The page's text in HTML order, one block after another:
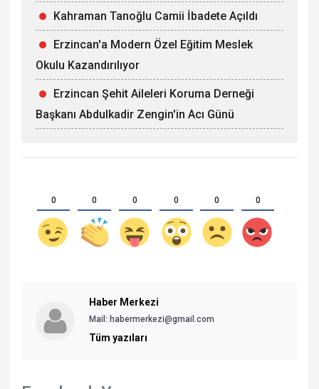
Kahraman Tanoğlu Camii İbadete Açıldı
Erzincan'a Modern Özel Eğitim Meslek
Okulu Kazandırılıyor
Erzincan Şehit Aileleri Koruma Derneği
Başkanı Abdulkadir Zengin'in Acı Günü
0 0 0 0 0 0
Haber Merkezi
Mail: habermerkezi@gmail.com
Tüm yazıları